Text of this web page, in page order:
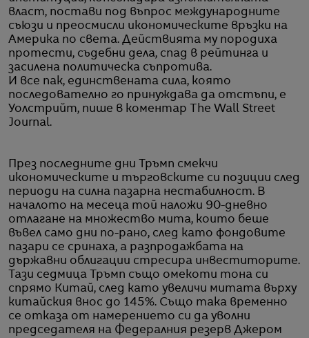
власт, постави под въпрос международните
съюзи и преосмисли икономическите връзки на
Америка по света. Действията му породиха
протести, съдебни дела, спад в рейтинга и
засилена политическа съпротива.
И все пак, единствената сила, която
последователно го принуждава да отстъпи, е
Уолстрийт, пише в коментар The Wall Street
Journal.
През последните дни Тръмп смекчи
икономическите и търговските си позиции след
периоди на силна пазарна нестабилност. В
началото на месеца той наложи 90-дневно
отлагане на множество мита, които беше
въвел само дни по-рано, след като фондовите
пазари се сринаха, а разпродажбата на
държавни облигации стресира инвеститорите.
Тази седмица Тръмп също омекоти тона си
спрямо Китай, след като увеличи митата върху
китайския внос до 145%. Също така временно
се отказа от намерението си да уволни
председателя на Федералния резерв Джером